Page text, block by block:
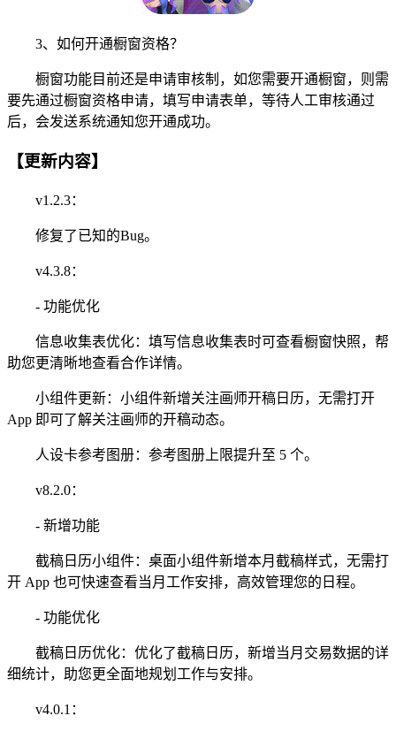
3、如何开通橱窗资格？
橱窗功能目前还是申请审核制，如您需要开通橱窗，则需
要先通过橱窗资格申请，填写申请表单，等待人工审核通过
后，会发送系统通知您开通成功。
【更新内容】
v1.2.3：
修复了已知的Bug。
v4.3.8：
- 功能优化
信息收集表优化：填写信息收集表时可查看橱窗快照，帮
助您更清晰地查看合作详情。
小组件更新：小组件新增关注画师开稿日历，无需打开
App 即可了解关注画师的开稿动态。
人设卡参考图册：参考图册上限提升至 5 个。
v8.2.0：
- 新增功能
截稿日历小组件：桌面小组件新增本月截稿样式，无需打
开 App 也可快速查看当月工作安排，高效管理您的日程。
- 功能优化
截稿日历优化：优化了截稿日历，新增当月交易数据的详
细统计，助您更全面地规划工作与安排。
v4.0.1：